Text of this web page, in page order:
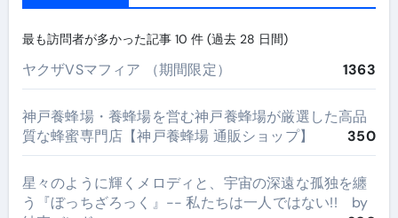
最も訪問者が多かった記事 10 件 (過去 28 日間)
ヤクザVSマフィア （期間限定） 1363
神戸養蜂場・養蜂場を営む神戸養蜂場が厳選した高品
質な蜂蜜専門店【神戸養蜂場 通販ショップ】
350
星々のように輝くメロディと、宇宙の深遠な孤独を纏
う『ぼっちざろっく』-- 私たちは一人ではない!! by